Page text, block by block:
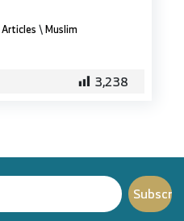
Articles\Muslim
3,238